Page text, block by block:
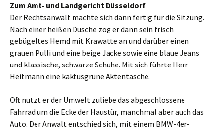
Zum Amt- und Landgericht Düsseldorf
Der Rechtsanwalt machte sich dann fertig für die Sitzung.
Nach einer heißen Dusche zog er dann sein frisch
gebügeltes Hemd mit Krawatte an und darüber einen
grauen Pulli und eine beige Jacke sowie eine blaue Jeans
und klassische, schwarze Schuhe. Mit sich führte Herr
Heitmann eine kaktusgrüne Aktentasche.
Oft nutzt er der Umwelt zuliebe das abgeschlossene
Fahrrad um die Ecke der Haustür, manchmal aber auch das
Auto. Der Anwalt entschied sich, mit einem BMW-4er-